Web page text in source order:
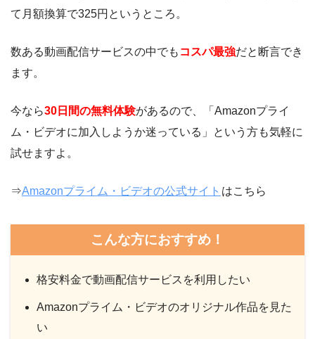
て月額換算で325円というところ。
数ある動画配信サービスの中でも コスパ最強だと断言でき
ます。
今なら30日間の無料体験があるので、「Amazonプライ
ム・ビデオに加入しようか迷っている」という方も気軽に
試せますよ。
⇒Amazonプライム・ビデオの公式サイト はこちら
こんな方におすすめ！
格安料金で動画配信サービスを利用したい
Amazonプライム・ビデオのオリジナル作品を見た
い